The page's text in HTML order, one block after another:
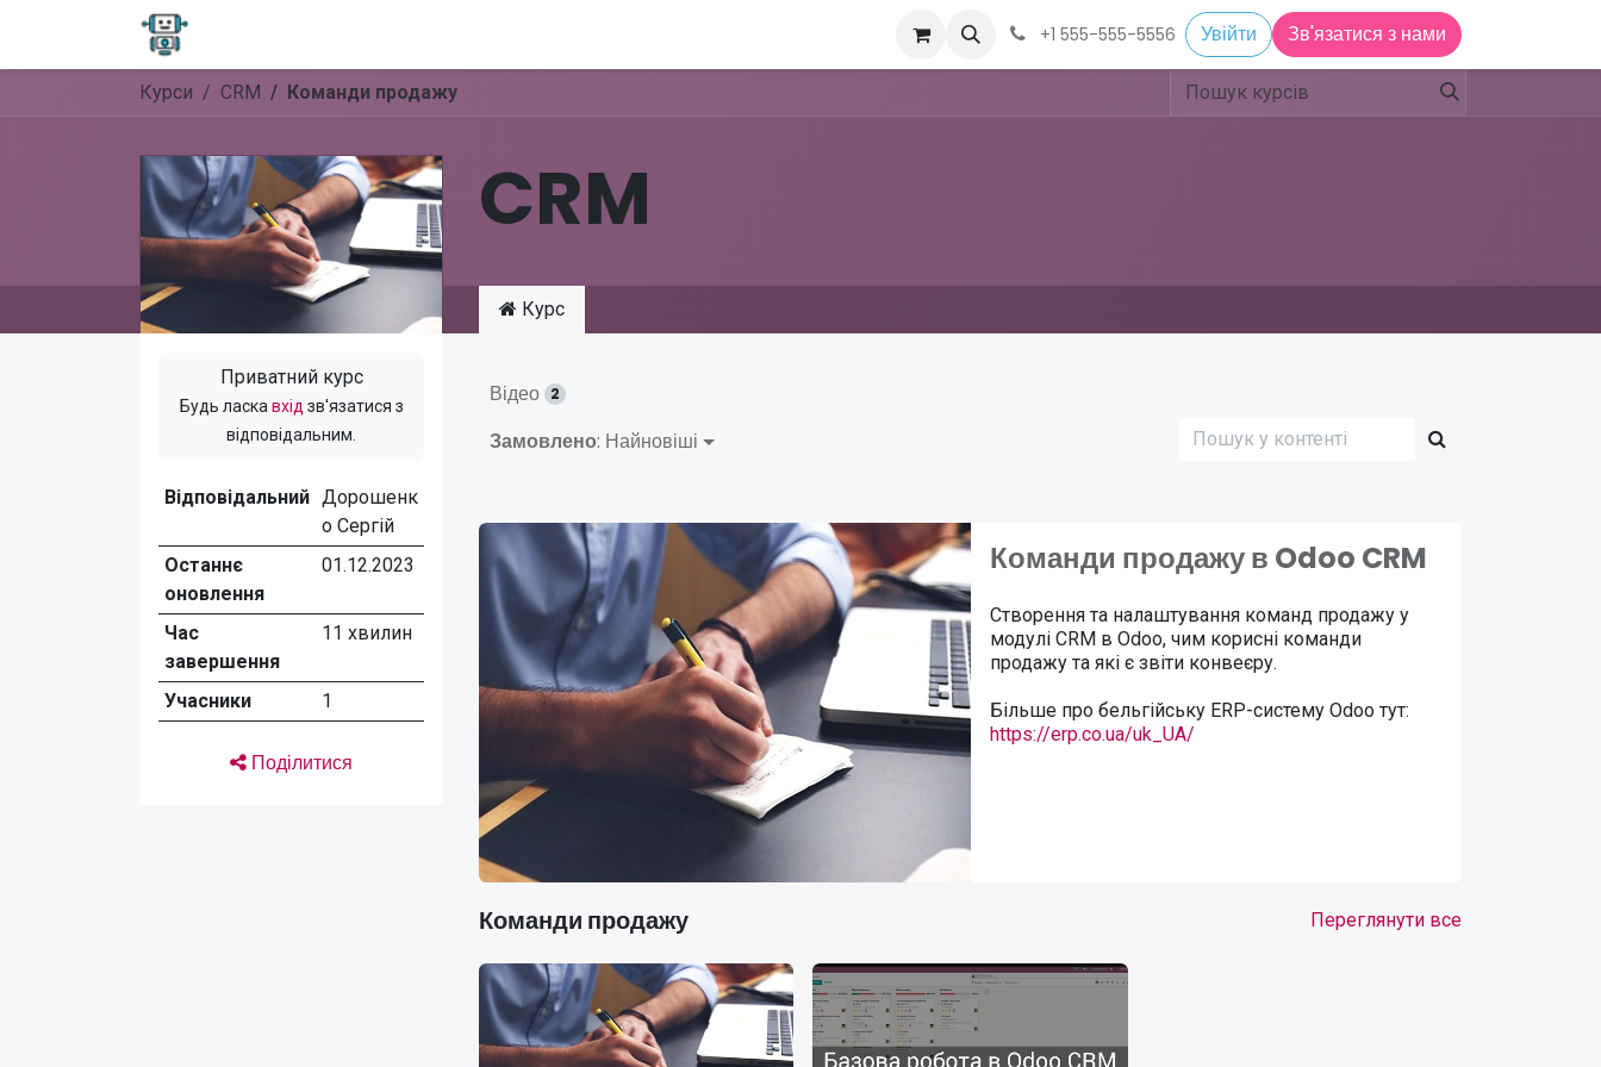
IEC-61850 Автоматизація підстанцій Призначення
+1 555-555-5556 Увійти Зв'язатися з нами
Курси CRM Команди продажу
CRM
Приватний курс
Будь ласкавхід зв'язатися з
відповідальним.
Відповідальний Дорошенк
о Сергій
Останнє
оновлення
01.12.2023
Час
завершення
11 хвилин
Учасники 1
Поділитися
Курс
Відео 2
Замовлено: Найновіші
Команди продажу в Odoo CRM
Створення та налаштування команд продажу у
модулі CRM в Odoo, чим корисні команди
продажу та які є звіти конвеєру.
Більше про бельгійську ERP-систему Odoo тут:
https://erp.co.ua/uk_UA/
Команди продажу Переглянути все